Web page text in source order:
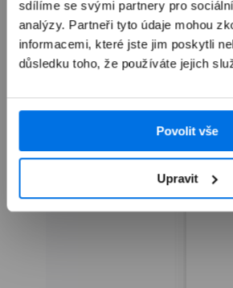
sdílíme se svými partnery pro
analýzy. Partneři tyto údaje mohou
informacemi, které jste jim poskytli
důsledku toho, že používáte jejich
Povolit vše
Upravit
Přepnout zobrazení